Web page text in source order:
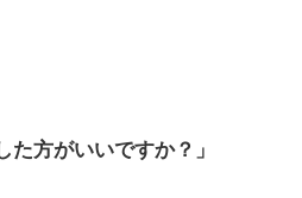
た方がいいですか？」